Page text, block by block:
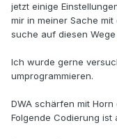
jetzt einige
mir in meiner Sache
suche auf diesen
Ich wurde gerne
umprogrammieren.
DWA schärfen mit Horn
Folgende Codierung ist